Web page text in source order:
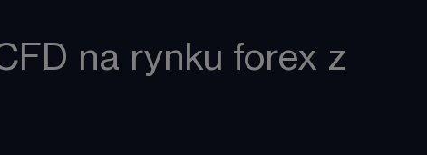
na rynku forex z